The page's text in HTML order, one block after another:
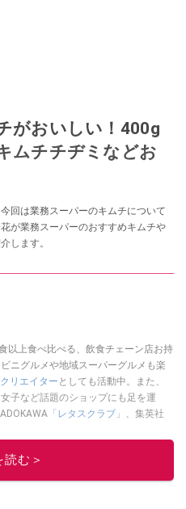
がおいしい！400g
ムチチヂミなどお
回は業務スーパーのキムチについて
が業務スーパーのおすすめキムチや
します。
以上食べ比べる、飲食チェーン店お持
ニグルメや地域スーパーグルメも楽
リエイター としても活動中。また、
子など話題のショップにも足を運
「レタスクラブ」
、集英社
績あり。
む＞